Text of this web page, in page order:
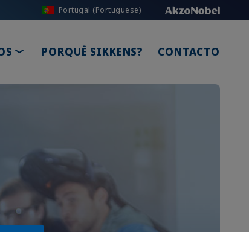
Portugal (Portuguese)
TOGGLE DROPDOWN
PORQUÊ SIKKENS? CONTACTO